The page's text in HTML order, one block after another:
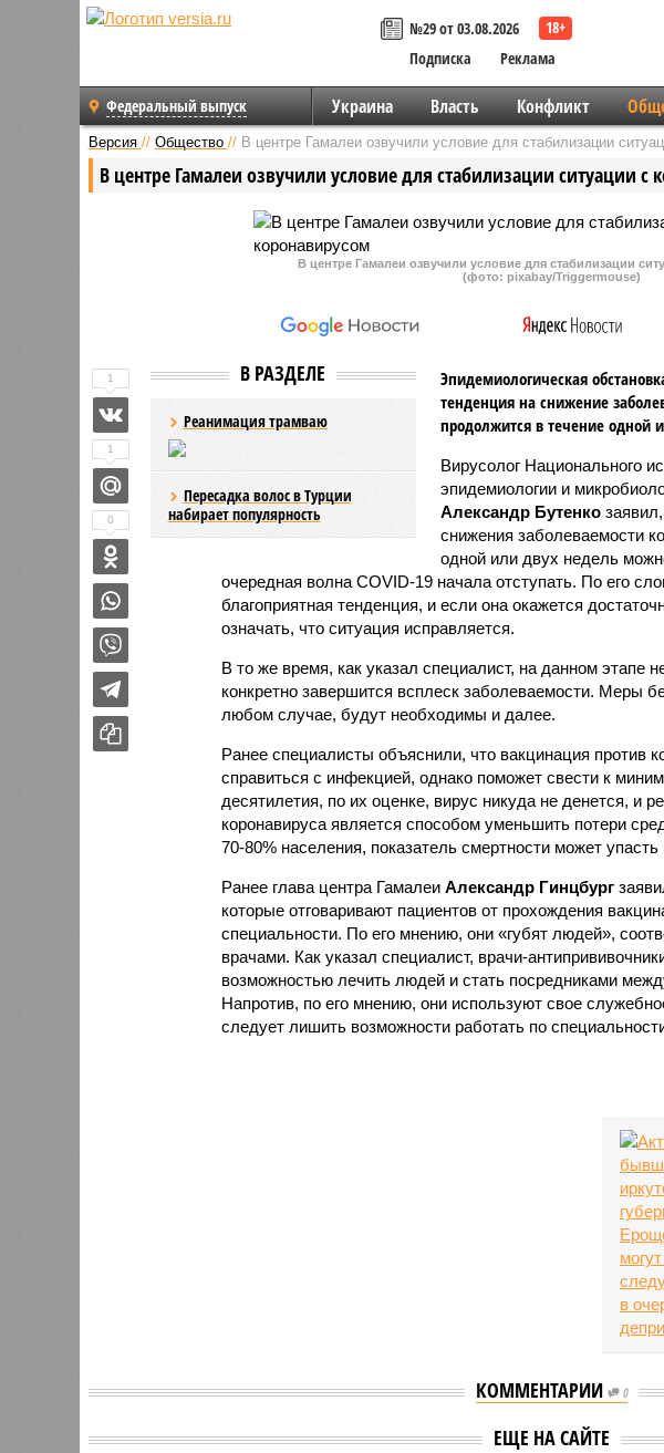
№29 от 03.08.2026
Подписка
Реклама
Федеральный выпуск Украина Власть Конфликт
Версия // Общество // В центре Гамалеи озвучили условие для стабилизации
В центре Гамалеи озвучили условие для стабилизации ситуации с
В центре Гамалеи озвучили условие для стабилизации
(фото: pixabay/Triggermouse)
В РАЗДЕЛЕ
Реанимация трамваю
Пересадка волос в Турции
набирает популярность
Эпидемиологическая
тенденция на снижение
продолжится в течение одной
Вирусолог Национального
эпидемиологии и
Александр Бутенкозаявил,
снижения заболеваемости
одной или двух недель
очередная волна COVID-19 начала отступать. По его
благоприятная тенденция, и если она окажется
означать, что ситуация исправляется.
В то же время, как указал специалист, на данном этапе
конкретно завершится всплеск заболеваемости. Меры
любом случае, будут необходимы и далее.
Ранее специалисты объяснили, что вакцинация против
справиться с инфекцией, однако поможет свести к
десятилетия, по их оценке, вирус никуда не денется, и
коронавируса является способом уменьшить потери
70-80% населения, показатель смертности может упасть
Ранее глава центра ГамалеиАлександр Гинцбург
которые отговаривают пациентов от прохождения
специальности. По его мнению, они «губят людей»,
врачами. Как указал специалист, врачи-
возможностью лечить людей и стать посредниками
Напротив, по его мнению, они используют свое
следует лишить возможности работать по
1
1
0
КОММЕНТАРИИ 0
ЕЩЕ НА САЙТЕ
В Армении озвучили
В Иране озвучили